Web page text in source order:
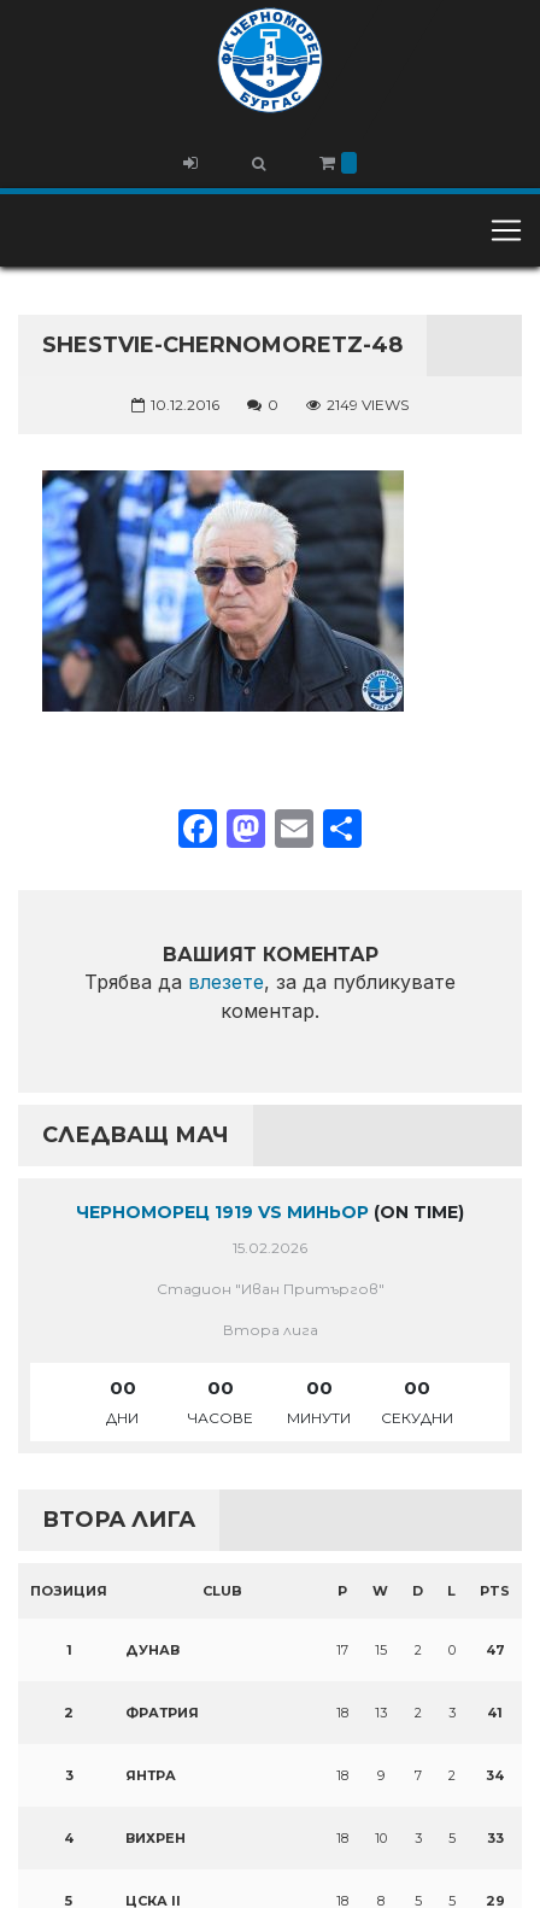
SHESTVIE-CHERNOMORETZ-48
10.12.2016 0 2149 VIEWS
Facebook
Mastodon
Email
ВАШИЯТ КОМЕНТАР
Трябва да влезете, за да публикувате
коментар.
СЛЕДВАЩ МАЧ
ЧЕРНОМОРЕЦ 1919 VS МИНЬОР (ON TIME)
15.02.2026
Стадион "Иван Притъргов"
Втора лига
00
ДНИ
00
ЧАСОВЕ
00
МИНУТИ
00
СЕКУДНИ
ВТОРА ЛИГА
ПОЗИЦИЯ CLUB P W D L PTS
1 ДУНАВ 17 15 2 0 47
2 ФРАТРИЯ 18 13 2 3 41
3 ЯНТРА 18 9 7 2 34
4 ВИХРЕН 18 10 3 5 33
5 ЦСКА II 18 8 5 5 29